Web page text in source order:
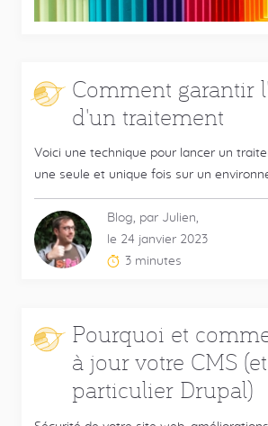
Comment garantir
d'un traitement
Voici une technique pour lancer un
une seule et unique fois sur un
Blog, par Julien,
le 24 janvier 2023
Temps
estimé
:
3 minutes
Pourquoi et
à jour votre CMS
particulier Drupal)